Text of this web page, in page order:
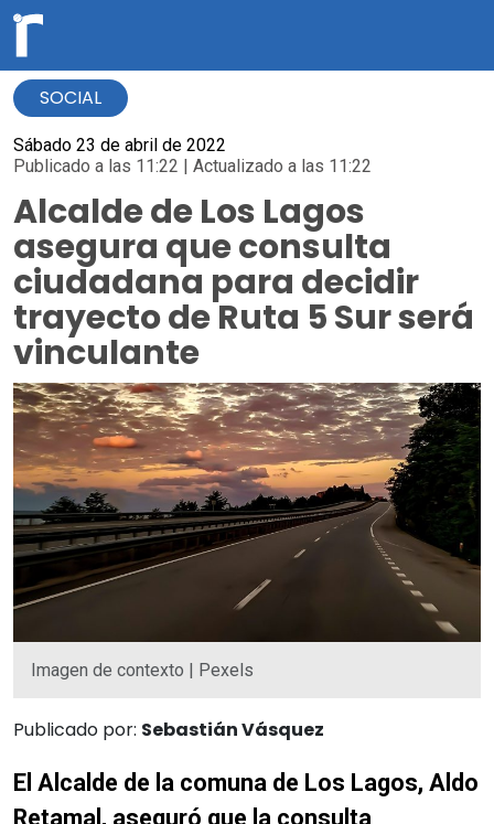
SOCIAL
Sábado 23 de abril de 2022
Publicado a las 11:22 | Actualizado a las 11:22
Alcalde de Los Lagos
asegura que consulta
ciudadana para decidir
trayecto de Ruta 5 Sur será
vinculante
Imagen de contexto | Pexels
Publicado por: Sebastián Vásquez
El Alcalde de la comuna de Los Lagos, Aldo
Retamal, aseguró que la consulta